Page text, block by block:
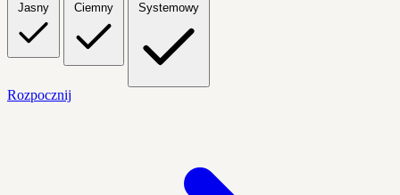
Jasny Ciemny Systemowy
Rozpocznij